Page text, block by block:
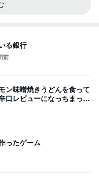
る銀行
前
ン味噌焼きうどんを食って
口レビューになっちまった
ったゲーム